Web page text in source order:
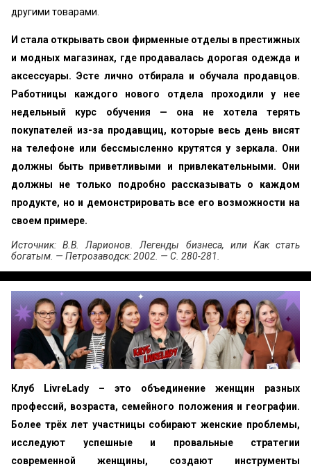
другими товарами.
И стала открывать свои фирменные отделы в престижных
и модных магазинах, где продавалась дорогая одеж­да и
аксессуары. Эсте лично отбирала и обучала продавцов.
Работницы каждого нового отдела проходили у нее
недельный курс обучения — она не хотела терять
покупателей из-за продавщиц, которые весь день висят
на телефоне или бессмысленно крутят­ся у зеркала. Они
должны быть приветливыми и привлекатель­ными. Они
должны не только подробно рассказывать о каждом
продукте, но и демонстрировать все его возможности на
своем примере.
Источник: В.В. Ларионов. Легенды бизнеса, или Как стать
богатым. — Петрозаводск: 2002. — С. 280-281.
Клуб LivreLady – это объединение женщин разных
профессий, возраста, семейного положения и географии.
Более трёх лет участницы собирают женские проблемы,
исследуют успешные и провальные стратегии
современной женщины, создают инструменты